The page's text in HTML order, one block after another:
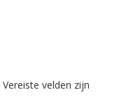
Vereiste velden zijn